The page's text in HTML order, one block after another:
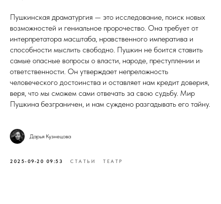
Пушкинская драматургия — это исследование, поиск новых
возможностей и гениальное пророчество. Она требует от
интерпретатора масштаба, нравственного императива и
способности мыслить свободно. Пушкин не боится ставить
самые опасные вопросы о власти, народе, преступлении и
ответственности. Он утверждает непреложность
человеческого достоинства и оставляет нам кредит доверия,
веря, что мы сможем сами отвечать за свою судьбу. Мир
Пушкина безграничен, и нам суждено разгадывать его тайну.
Дарья Кузнецова
2025-09-20 09:53 СТАТЬИ ТЕАТР